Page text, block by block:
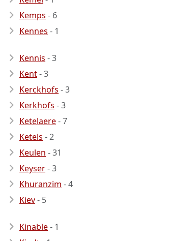
Kemps - 6
Kennes - 1
Kennis - 3
Kent- 3
Kerckhofs - 3
Kerkhofs - 3
Ketelaere- 7
Ketels - 2
Keulen - 31
Keyser- 3
Khuranzim - 4
Kiev- 5
Kinable- 1